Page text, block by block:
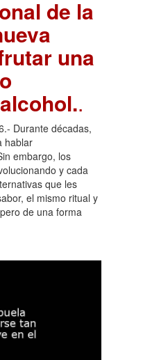
de la
una
.
Durante décadas,
hablar
embargo, los
y cada
que les
el mismo ritual y
de una forma